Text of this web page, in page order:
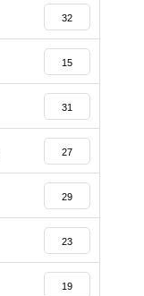
32
15
31
27
29
23
19